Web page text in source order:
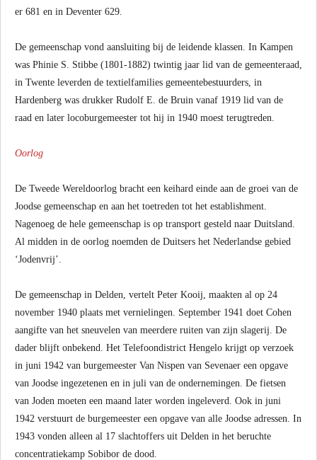
er 681 en in Deventer 629.
De gemeenschap vond aansluiting bij de leidende klassen. In Kampen
was Phinie S. Stibbe (1801-1882) twintig jaar lid van de gemeenteraad,
in Twente leverden de textielfamilies gemeentebestuurders, in
Hardenberg was drukker Rudolf E. de Bruin vanaf 1919 lid van de
raad en later locoburgemeester tot hij in 1940 moest terugtreden.
Oorlog
De Tweede Wereldoorlog bracht een keihard einde aan de groei van de
Joodse gemeenschap en aan het toetreden tot het establishment.
Nagenoeg de hele gemeenschap is op transport gesteld naar Duitsland.
Al midden in de oorlog noemden de Duitsers het Nederlandse gebied
‘Jodenvrij’.
De gemeenschap in Delden, vertelt Peter Kooij, maakten al op 24
november 1940 plaats met vernielingen. September 1941 doet Cohen
aangifte van het sneuvelen van meerdere ruiten van zijn slagerij. De
dader blijft onbekend. Het Telefoondistrict Hengelo krijgt op verzoek
in juni 1942 van burgemeester Van Nispen van Sevenaer een opgave
van Joodse ingezetenen en in juli van de ondernemingen. De fietsen
van Joden moeten een maand later worden ingeleverd. Ook in juni
1942 verstuurt de burgemeester een opgave van alle Joodse adressen. In
1943 vonden alleen al 17 slachtoffers uit Delden in het beruchte
concentratiekamp Sobibor de dood.